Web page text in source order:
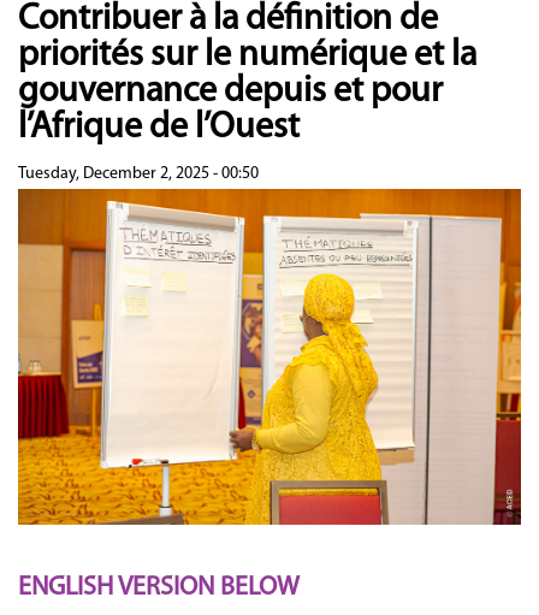
Contribuer à la définition de
priorités sur le numérique et la
gouvernance depuis et pour
l’Afrique de l’Ouest
Tuesday, December 2, 2025 - 00:50
ENGLISH VERSION BELOW